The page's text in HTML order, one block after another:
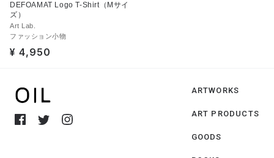
DEFOAMAT Logo T-Shirt（Mサイ
ズ）
Art Lab.
ファッション小物
¥ 4,950
ARTWORKS
ART PRODUCTS
GOODS